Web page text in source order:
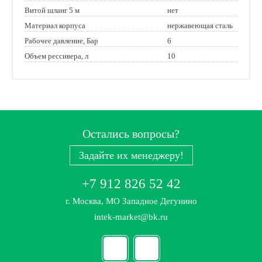
Витой шланг 5 м
нет
Материал корпуса
нержавеющая сталь
Рабочее давление, Бар
6
Объем рессивера, л
10
Остались вопросы?
Задайте их менеджеру!
+7 912 826 52 42
г. Москва, МО Западное Дегунино
intek-market@bk.ru